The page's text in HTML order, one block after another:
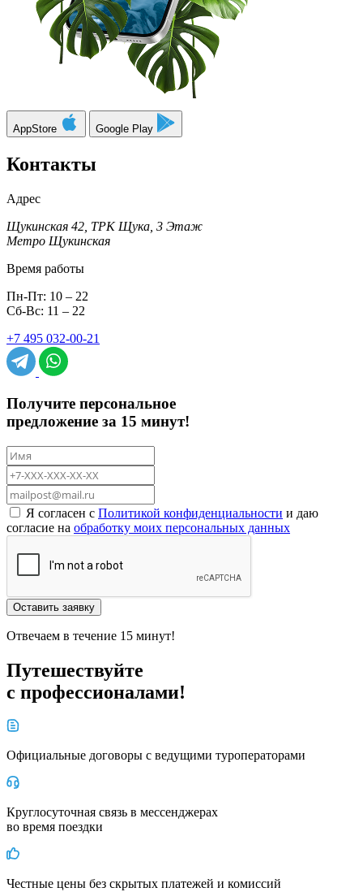
AppStore Google Play
Контакты
Адрес
Щукинская 42, ТРК Щука, 3 Этаж
Метро Щукинская
Время работы
Пн-Пт: 10 – 22
Сб-Вс: 11 – 22
+7 495 032-00-21
Получите персональное
предложение за 15 минут!
Я согласен с Политикой конфиденциальности и даю
согласие на обработку моих персональных данных
Оставить заявку
Отвечаем в течение 15 минут!
Путешествуйте
с профессионалами!
Официальные договоры с ведущими туроператорами
Круглосуточная связь в мессенджерах
во время поездки
Честные цены без скрытых платежей и комиссий